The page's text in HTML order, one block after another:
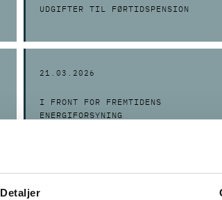
Detaljer
UDGIFTER TIL FØRTIDSPENSION
21.03.2026
I FRONT FOR FREMTIDENS
ENERGIFORSYNING
25.09.2025